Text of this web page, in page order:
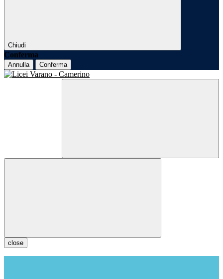
Chiudi
Conferma
Annulla Conferma
close